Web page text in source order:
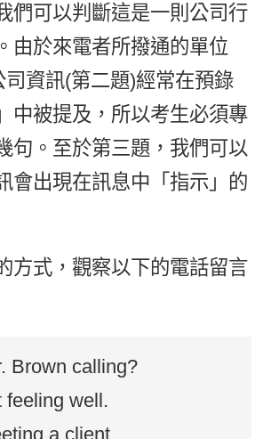
們可以判斷這是一則公司行
由於來電者所撥通的單位
司資訊(第二題)經常在預錄
中被提及，所以考生必須專
句。至於第三題，我們可以
會出現在訊息中「指示」的
方式，觀察以下的電話留言
Brown calling?
feeling well.
a client.